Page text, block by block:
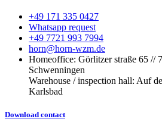
+49 171 335 0427
Whatsapp request
+49 7721 993 7994
horn@horn-wzm.de
Homeoffice: Görlitzer straße 65 //
Schwenningen
Warehouse / inspection hall: Auf
Karlsbad
Download contact